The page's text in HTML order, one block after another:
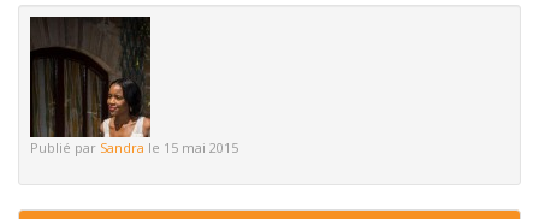
Publié par Sandra le 15 mai 2015